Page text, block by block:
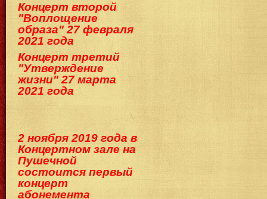
Концерт второй
"Воплощение
образа" 27 февраля
2021 года
Концерт третий
"Утверждение
жизни" 27 марта
2021 года
2 ноября 2019 года в
Концертном зале на
Пушечной
состоится первый
концерт
абонемента